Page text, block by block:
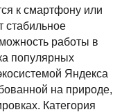
к смартфону или
стабильное
работы в
популярных
Яндекса
на природе,
Категория